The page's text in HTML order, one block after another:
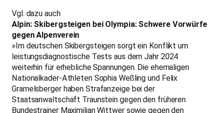
Vgl. dazu auch
Alpin: Skibergsteigen bei Olympia: Schwere Vorwürfe
gegen Alpenverein
»Im deutschen Skibergsteigen sorgt ein Konflikt um
leistungsdiagnostische Tests aus dem Jahr 2024
weiterhin für erhebliche Spannungen. Die ehemaligen
Nationalkader-Athleten Sophia Weßling und Felix
Gramelsberger haben Strafanzeige bei der
Staatsanwaltschaft Traunstein gegen den früheren
Bundestrainer Maximilian Wittwer sowie gegen den